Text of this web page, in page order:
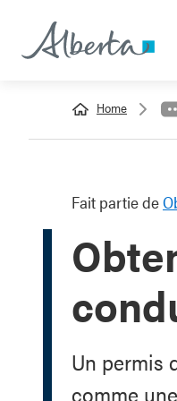
Home
Fait partie de
Un permis
comme